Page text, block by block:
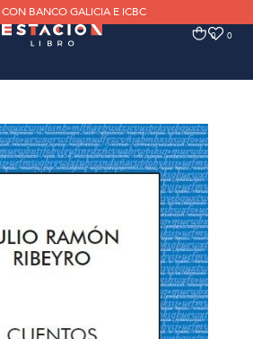
BANCO GALICIA E ICBC
0 0